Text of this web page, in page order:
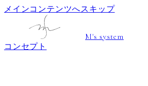
メインコンテンツへスキップ
M's system
コンセプト